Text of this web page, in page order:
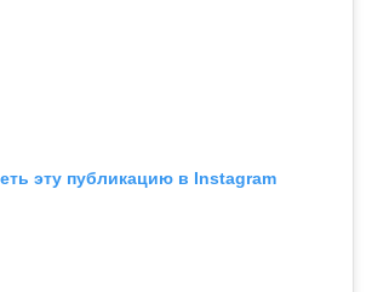
эту публикацию в Instagram